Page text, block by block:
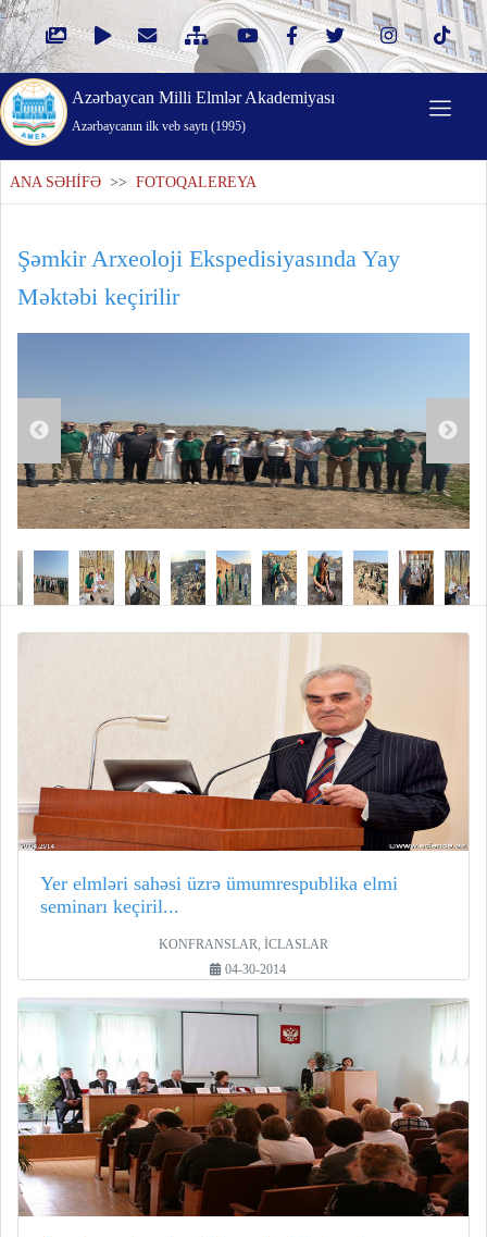
Azərbaycan Milli Elmlər Akademiyası
Azərbaycanın ilk veb saytı (1995)
ANA SƏHİFƏ >> FOTOQALEREYA
Şəmkir Arxeoloji Ekspedisiyasında Yay
Məktəbi keçirilir
Yer elmləri sahəsi üzrə ümumrespublika elmi
seminarı keçiril...
KONFRANSLAR, İCLASLAR
04-30-2014